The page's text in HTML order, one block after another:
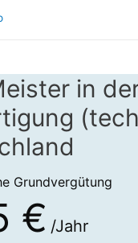
in
Grundvergütung
€ /Jahr